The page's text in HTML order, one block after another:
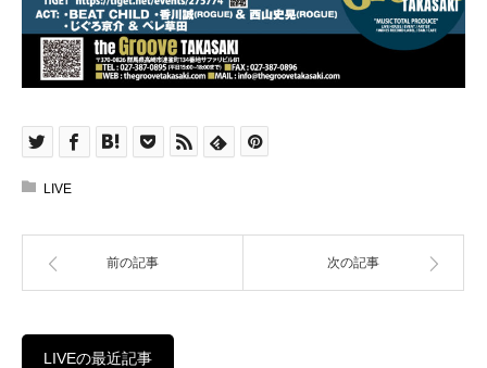
LIVE
前の記事 次の記事
LIVEの最近記事